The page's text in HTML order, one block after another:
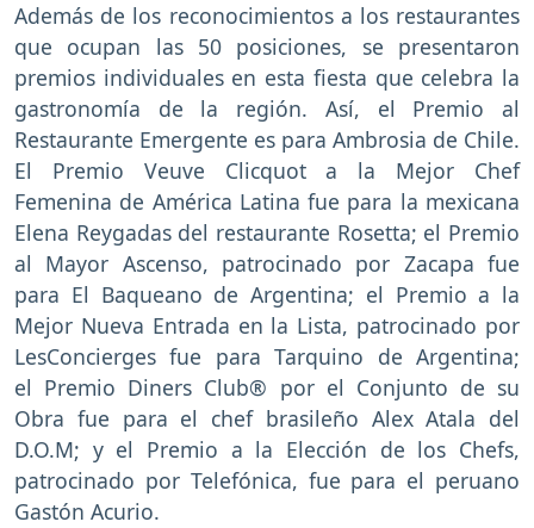
Además de los reconocimientos a los restaurantes
que ocupan las 50 posiciones, se presentaron
premios individuales en esta fiesta que celebra la
gastronomía de la región. Así, el Premio al
Restaurante Emergente es para Ambrosia de Chile.
El Premio Veuve Clicquot a la Mejor Chef
Femenina de América Latina fue para la mexicana
Elena Reygadas del restaurante Rosetta; el Premio
al Mayor Ascenso, patrocinado por Zacapa fue
para El Baqueano de Argentina; el Premio a la
Mejor Nueva Entrada en la Lista, patrocinado por
LesConcierges fue para Tarquino de Argentina;
el Premio Diners Club® por el Conjunto de su
Obra fue para el chef brasileño Alex Atala del
D.O.M; y el Premio a la Elección de los Chefs,
patrocinado por Telefónica, fue para el peruano
Gastón Acurio.